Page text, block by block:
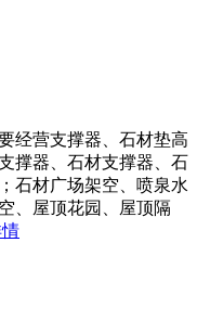
经营支撑器、石材垫高
撑器、石材支撑器、石
石材广场架空、喷泉水
、屋顶花园、屋顶隔